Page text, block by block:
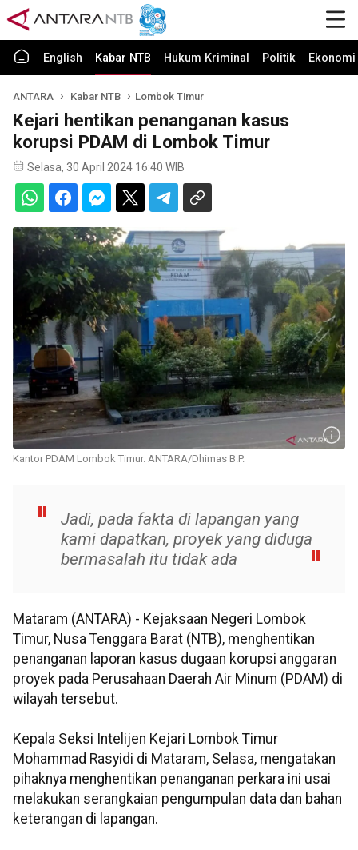
English Kabar NTB Hukum Kriminal Politik
ANTARA Kabar NTB Lombok Timur
Kejari hentikan penanganan kasus
korupsi PDAM di Lombok Timur
Selasa, 30 April 2024 16:40 WIB
Kantor PDAM Lombok Timur. ANTARA/Dhimas B.P.
Jadi, pada fakta di lapangan yang
kami dapatkan, proyek yang diduga
bermasalah itu tidak ada
Mataram (ANTARA) - Kejaksaan Negeri Lombok
Timur, Nusa Tenggara Barat (NTB), menghentikan
penanganan laporan kasus dugaan korupsi anggaran
proyek pada Perusahaan Daerah Air Minum (PDAM) di
wilayah tersebut.
Kepala Seksi Intelijen Kejari Lombok Timur
Mohammad Rasyidi di Mataram, Selasa, mengatakan
pihaknya menghentikan penanganan perkara ini usai
melakukan serangkaian pengumpulan data dan bahan
keterangan di lapangan.